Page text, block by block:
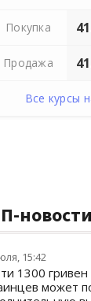
Покупка
Продажа
Все курсы
новости
15:42
1300 гривен
может